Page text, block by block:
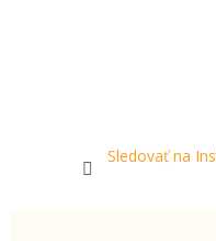
Sledovať na